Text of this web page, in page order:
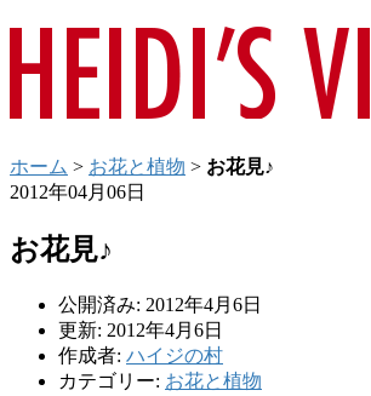
ホーム > お花と植物 > お花見♪
2012年04月06日
お花見♪
公開済み: 2012年4月6日
更新: 2012年4月6日
作成者: ハイジの村
カテゴリー: お花と植物